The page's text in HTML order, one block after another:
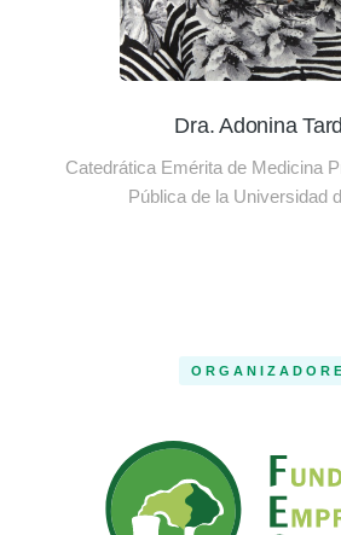
Dra. Adonina
Catedrática Emérita de Medicina
Pública de la Universidad